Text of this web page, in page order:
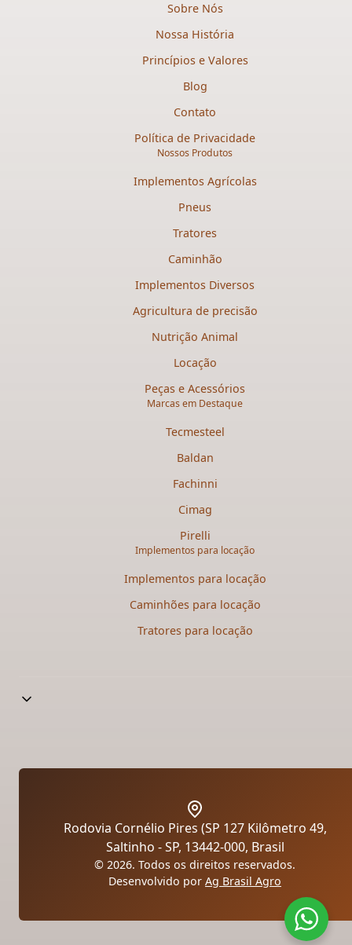
Sobre Nós
Nossa História
Princípios e Valores
Blog
Contato
Política de Privacidade
Nossos Produtos
Implementos Agrícolas
Pneus
Tratores
Caminhão
Implementos Diversos
Agricultura de precisão
Nutrição Animal
Locação
Peças e Acessórios
Marcas em Destaque
Tecmesteel
Baldan
Fachinni
Cimag
Pirelli
Implementos para locação
Implementos para locação
Caminhões para locação​
Tratores para locação​
Rodovia Cornélio Pires (SP 127 Kilômetro 49,
Saltinho - SP, 13442-000, Brasil
© 2026. Todos os direitos reservados.
Desenvolvido por Ag Brasil Agro